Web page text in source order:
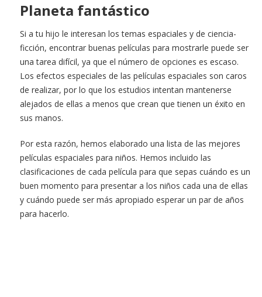
Planeta fantástico
Si a tu hijo le interesan los temas espaciales y de ciencia-
ficción, encontrar buenas películas para mostrarle puede ser
una tarea difícil, ya que el número de opciones es escaso.
Los efectos especiales de las películas espaciales son caros
de realizar, por lo que los estudios intentan mantenerse
alejados de ellas a menos que crean que tienen un éxito en
sus manos.
Por esta razón, hemos elaborado una lista de las mejores
películas espaciales para niños. Hemos incluido las
clasificaciones de cada película para que sepas cuándo es un
buen momento para presentar a los niños cada una de ellas
y cuándo puede ser más apropiado esperar un par de años
para hacerlo.